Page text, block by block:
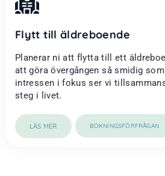
Flytt till äldreboende
Planerar ni att flytta till ett
att göra övergången så smidig
intressen i fokus ser vi
steg i livet.
LÄS MER BOKNINGSFÖRFRÅGAN